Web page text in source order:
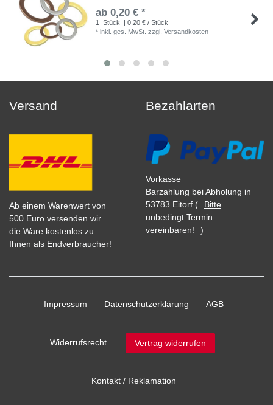
ab 0,20 € *
1 Stück
| 0,20 € / Stück
*inkl. ges. MwSt. zzgl.Versandkosten
Versand
Ab einem Warenwert von
500 Euro versenden wir
die Ware kostenlos zu
Ihnen als Endverbraucher!
Bezahlarten
Vorkasse
Barzahlung bei Abholung in
53783 Eitorf (
Bitte
unbedingt Termin
vereinbaren!
)
Impressum Daten­schutz­erklärung AGB
Widerrufs­recht Vertrag widerrufen
Kontakt / Reklamation